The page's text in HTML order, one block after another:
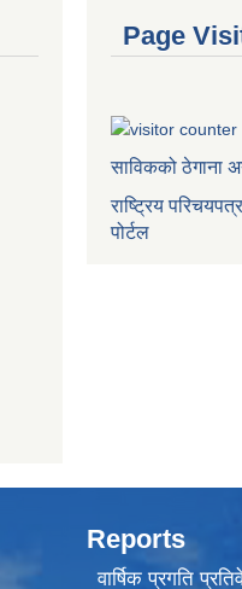
Page
साविकको ठेगाना
राष्ट्रिय
पोर्टल
Reports
वार्षिक प्रगति